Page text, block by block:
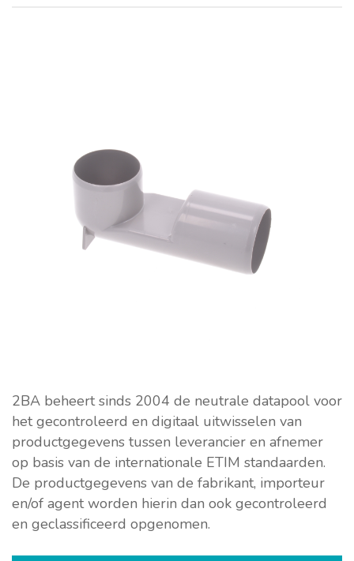
2BA beheert sinds 2004 de neutrale datapool voor
het gecontroleerd en digitaal uitwisselen van
productgegevens tussen leverancier en afnemer
op basis van de internationale ETIM standaarden.
De productgegevens van de fabrikant, importeur
en/of agent worden hierin dan ook gecontroleerd
en geclassificeerd opgenomen.